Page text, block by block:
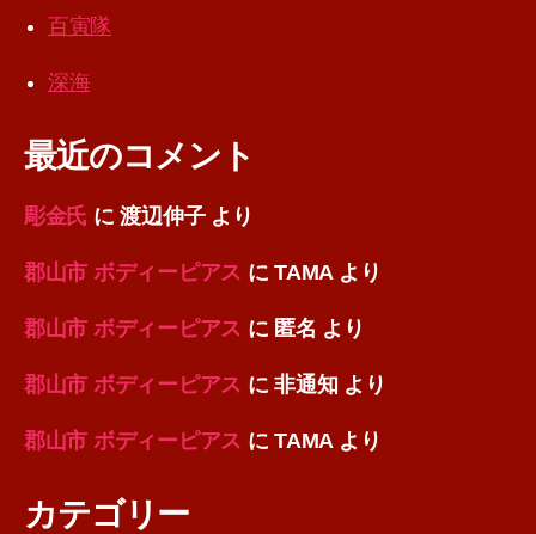
百寅隊
深海
最近のコメント
彫金氏 に渡辺伸子より
郡山市 ボディーピアス にTAMA より
郡山市 ボディーピアス に 匿名 より
郡山市 ボディーピアス に非通知 より
郡山市 ボディーピアス にTAMA より
カテゴリー